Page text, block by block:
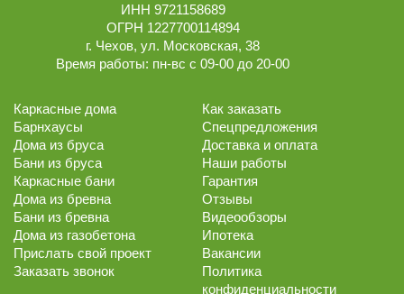
ИНН 9721158689
ОГРН 1227700114894
г. Чехов, ул. Московская, 38
Время работы: пн-вс с 09-00 до 20-00
Каркасные дома
Барнхаусы
Дома из бруса
Бани из бруса
Каркасные бани
Дома из бревна
Бани из бревна
Дома из газобетона
Прислать свой проект
Заказать звонок
Как заказать
Спецпредложения
Доставка и оплата
Наши работы
Гарантия
Отзывы
Видеообзоры
Ипотека
Вакансии
Политика
конфиденциальности